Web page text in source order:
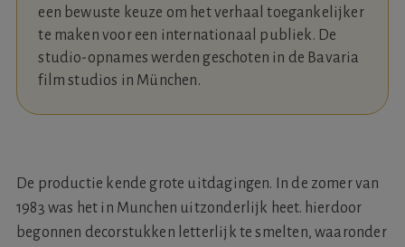
een bewuste keuze om het verhaal toegankelijker
te maken voor een internationaal publiek. De
studio-opnames werden geschoten in de Bavaria
film studios in München.
De productie kende grote uitdagingen. In de zomer van
1983 was het in Munchen uitzonderlijk heet. hierdoor
begonnen decorstukken letterlijk te smelten, waaronder